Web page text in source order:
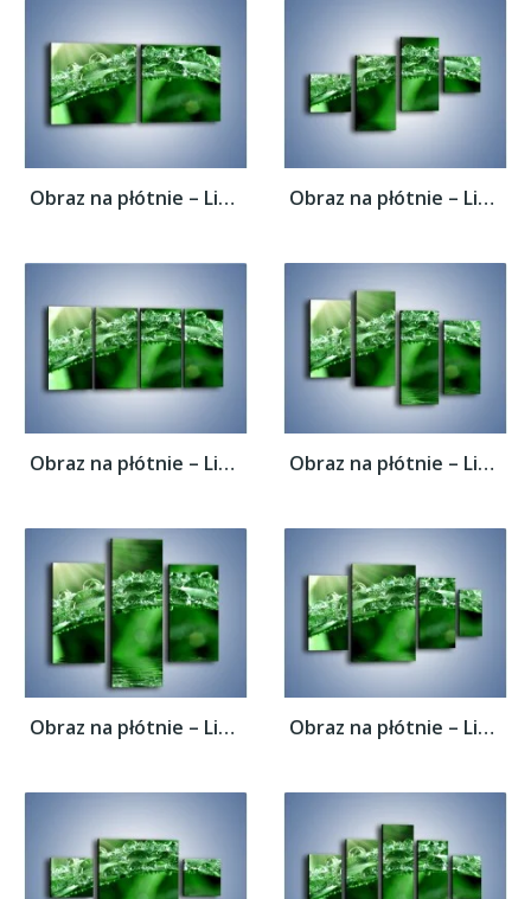
Obraz na płótnie – Liść w wodnym stroju –... Obraz na płótnie – Liść w wodnym stroju –...
Obraz na płótnie – Liść w wodnym stroju –... Obraz na płótnie – Liść w wodnym stroju –...
Obraz na płótnie – Liść w wodnym stroju –... Obraz na płótnie – Liść w wodnym stroju –...